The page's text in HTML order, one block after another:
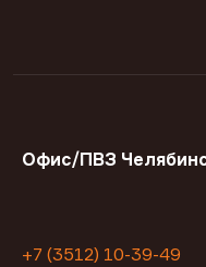
Офис/ПВЗ
+7 (3512) 10-39-49